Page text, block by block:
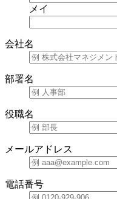
メイ
会社名
部署名
役職名
メールアドレス
電話番号